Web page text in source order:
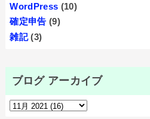
WordPress (10)
確定申告 (9)
雑記 (3)
ブログ アーカイブ